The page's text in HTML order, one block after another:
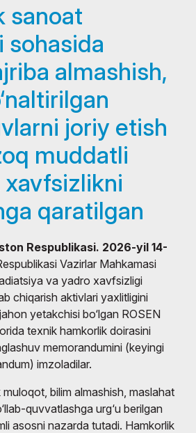
sanoat
sohasida
almashish,
joriy etish
muddatli
qaratilgan
Respublikasi. 2026-yil 14-
Vazirlar Mahkamasi
va yadro xavfsizligi
chiqarish aktivlari yaxlitligini
yetakchisi bo‘lgan ROSEN
texnik hamkorlik doirasini
memorandumini (keyingi
imzoladilar.
bilim almashish, maslahat
quvvatlashga urg‘u berilgan
asosni nazarda tutadi. Hamkorlik